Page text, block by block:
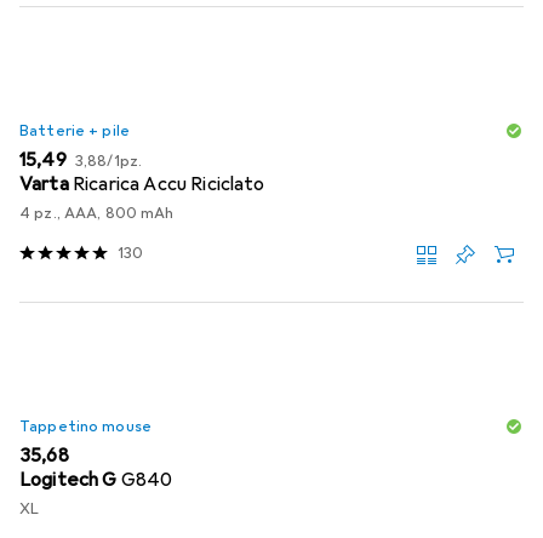
Batterie + pile
EUR
15,49 EUR
3,88/1pz.
Varta Ricarica Accu Riciclato
4 pz., AAA, 800 mAh
130
Tappetino mouse
EUR
35,68
Logitech G G840
XL